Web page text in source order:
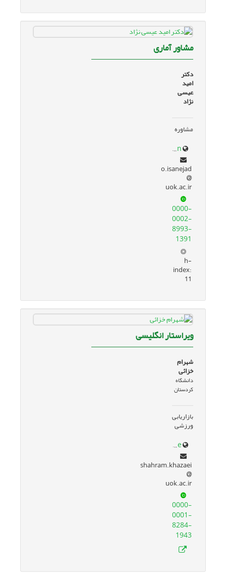
مشاور آماری
دکتر
امید
عیسی
نژاد
مشاوره
research.uok.ac.ir/~oisanejad/en/
o.isanejad
uok.ac.ir
0000-
0002-
8993-
1391
h-
index:
11
ویراستار انگلیسی
شهرام
خزائی
دانشگاه
کردستان
بازاریابی
ورزشی
scholar.google.com/citations?hl=en&user=On6oBisAAAAJ&view_op=list_works&sortby=pubdate
shahram.khazaei
uok.ac.ir
0000-
0001-
8284-
1943